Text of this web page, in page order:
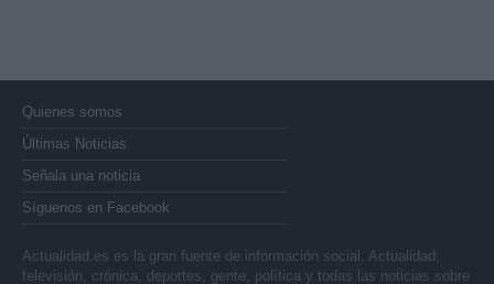
Quienes somos
Últimas Noticias
Señala una noticia
Síguenos en Facebook
Actualidad.es es la gran fuente de información social. Actualidad,
televisión, crónica, deportes, gente, política y todas las noticias sobre